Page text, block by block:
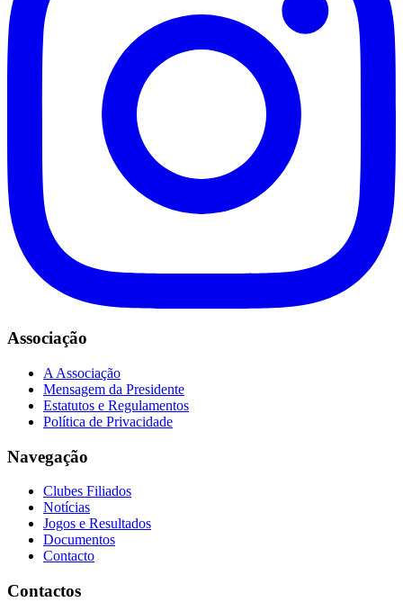
Associação
A Associação
Mensagem da Presidente
Estatutos e Regulamentos
Política de Privacidade
Navegação
Clubes Filiados
Notícias
Jogos e Resultados
Documentos
Contacto
Contactos